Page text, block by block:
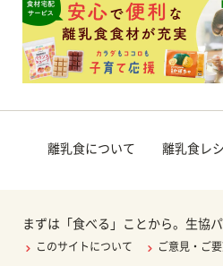
離乳食について 離乳食レ
まずは「食べる」ことから。生協
このサイトについて ご意見・ご